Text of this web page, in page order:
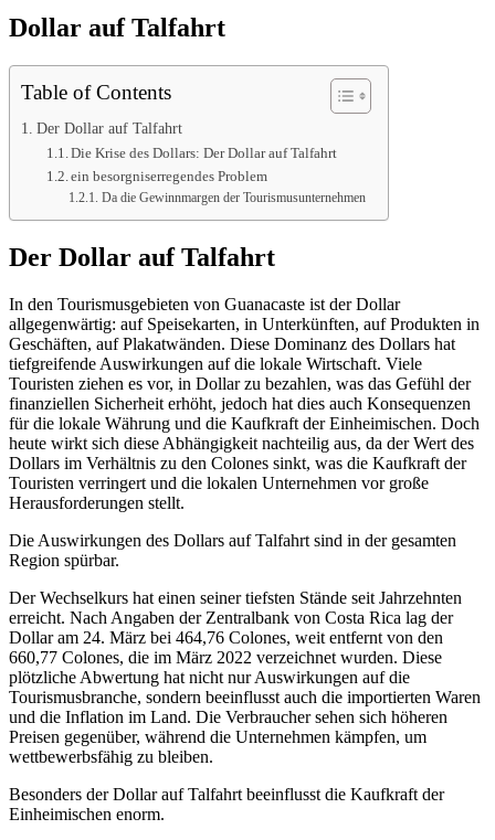
Dollar auf Talfahrt
Table of Contents
Der Dollar auf Talfahrt
Die Krise des Dollars: Der Dollar auf Talfahrt
ein besorgniserregendes Problem
Da die Gewinnmargen der Tourismusunternehmen
Der Dollar auf Talfahrt
In den Tourismusgebieten von Guanacaste ist der Dollar
allgegenwärtig: auf Speisekarten, in Unterkünften, auf Produkten in
Geschäften, auf Plakatwänden. Diese Dominanz des Dollars hat
tiefgreifende Auswirkungen auf die lokale Wirtschaft. Viele
Touristen ziehen es vor, in Dollar zu bezahlen, was das Gefühl der
finanziellen Sicherheit erhöht, jedoch hat dies auch Konsequenzen
für die lokale Währung und die Kaufkraft der Einheimischen. Doch
heute wirkt sich diese Abhängigkeit nachteilig aus, da der Wert des
Dollars im Verhältnis zu den Colones sinkt, was die Kaufkraft der
Touristen verringert und die lokalen Unternehmen vor große
Herausforderungen stellt.
Die Auswirkungen des Dollars auf Talfahrt sind in der gesamten
Region spürbar.
Der Wechselkurs hat einen seiner tiefsten Stände seit Jahrzehnten
erreicht. Nach Angaben der Zentralbank von Costa Rica lag der
Dollar am 24. März bei 464,76 Colones, weit entfernt von den
660,77 Colones, die im März 2022 verzeichnet wurden. Diese
plötzliche Abwertung hat nicht nur Auswirkungen auf die
Tourismusbranche, sondern beeinflusst auch die importierten Waren
und die Inflation im Land. Die Verbraucher sehen sich höheren
Preisen gegenüber, während die Unternehmen kämpfen, um
wettbewerbsfähig zu bleiben.
Besonders der Dollar auf Talfahrt beeinflusst die Kaufkraft der
Einheimischen enorm.